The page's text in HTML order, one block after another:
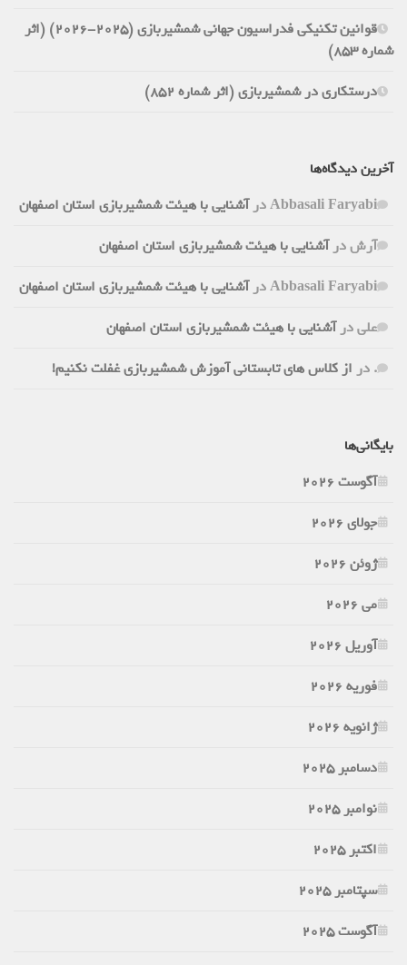
قوانین تکنیکی فدراسیون جهانی شمشیربازی (2025-2026) (اثر
شماره 853)
درستکاری در شمشیربازی (اثر شماره 852)
آخرین دیدگاه‌ها
Abbasali Faryabiدرآشنایی با هیئت شمشیربازی استان اصفهان
آرشدرآشنایی با هیئت شمشیربازی استان اصفهان
Abbasali Faryabiدرآشنایی با هیئت شمشیربازی استان اصفهان
علیدرآشنایی با هیئت شمشیربازی استان اصفهان
.دراز کلاس های تابستانی آموزش شمشیربازی غفلت نکنیم!
بایگانی‌ها
آگوست 2026
جولای 2026
ژوئن 2026
می 2026
آوریل 2026
فوریه 2026
ژانویه 2026
دسامبر 2025
نوامبر 2025
اکتبر 2025
سپتامبر 2025
آگوست 2025